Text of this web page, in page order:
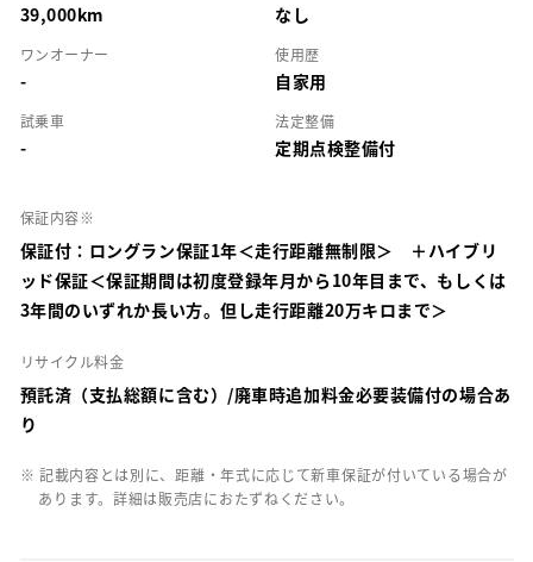
39,000km なし
ワンオーナー
-
使用歴
自家用
試乗車
-
法定整備
定期点検整備付
保証内容※
保証付：ロングラン保証1年＜走行距離無制限＞ ＋ハイブリ
ッド保証＜保証期間は初度登録年月から10年目まで、もしくは
3年間のいずれか長い方。但し走行距離20万キロまで＞
リサイクル料金
預託済（支払総額に含む）/廃車時追加料金必要装備付の場合あ
り
※ 記載内容とは別に、距離・年式に応じて新車保証が付いている場合が
あります。詳細は販売店におたずねください。